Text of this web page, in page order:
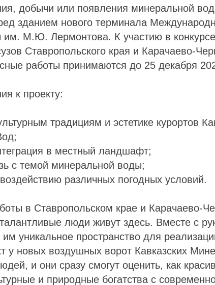
добычи или появления минеральной
зданием нового терминала
М.Ю. Лермонтова. К участию в
Ставропольского края и Карачаево-
работы принимаются до 25 декабря
к проекту:
традициям и эстетике курортов
в местный ландшафт;
с темой минеральной воды;
различных погодных условий.
в Ставропольском крае и Карачаево-
люди живут здесь. Вместе с
уникальное пространство для
у новых воздушных ворот Кавказских
и они сразу смогут оценить, как
и природные богатства с